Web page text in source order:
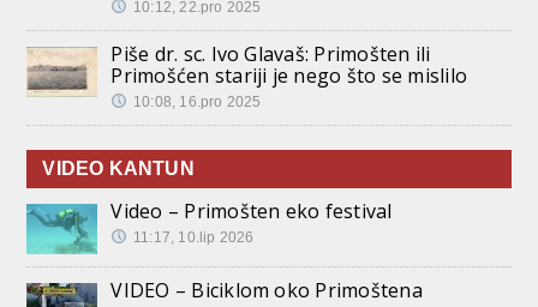
10:12, 22.pro 2025
Piše dr. sc. Ivo Glavaš: Primošten ili
Primošćen stariji je nego što se mislilo
10:08, 16.pro 2025
VIDEO KANTUN
Video – Primošten eko festival
11:17, 10.lip 2026
VIDEO – Biciklom oko Primoštena